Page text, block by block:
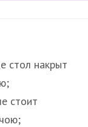
стол накрыт
стоит